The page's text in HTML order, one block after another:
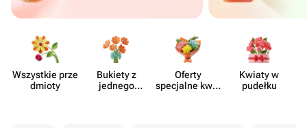
Wszystkie prze​
dmioty
Bukiety z
jednego
Oferty
specjalne kwia​
Kwiaty w
pudełku